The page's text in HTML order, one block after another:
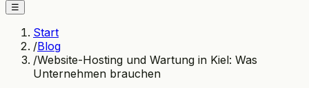
☰
Start
/Blog
/Website-Hosting und Wartung in Kiel: Was
Unternehmen brauchen